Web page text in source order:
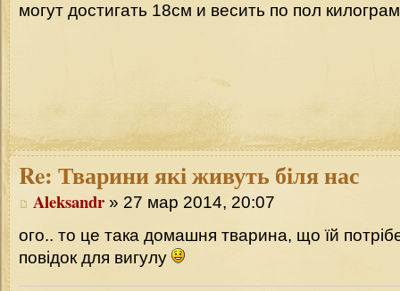
могут достигать 18см и весить по пол
Re: Тварини які живуть біля нас
Aleksandr » 27 мар 2014, 20:07
ого.. то це така домашня тварина, що їй
повідок для вигулу